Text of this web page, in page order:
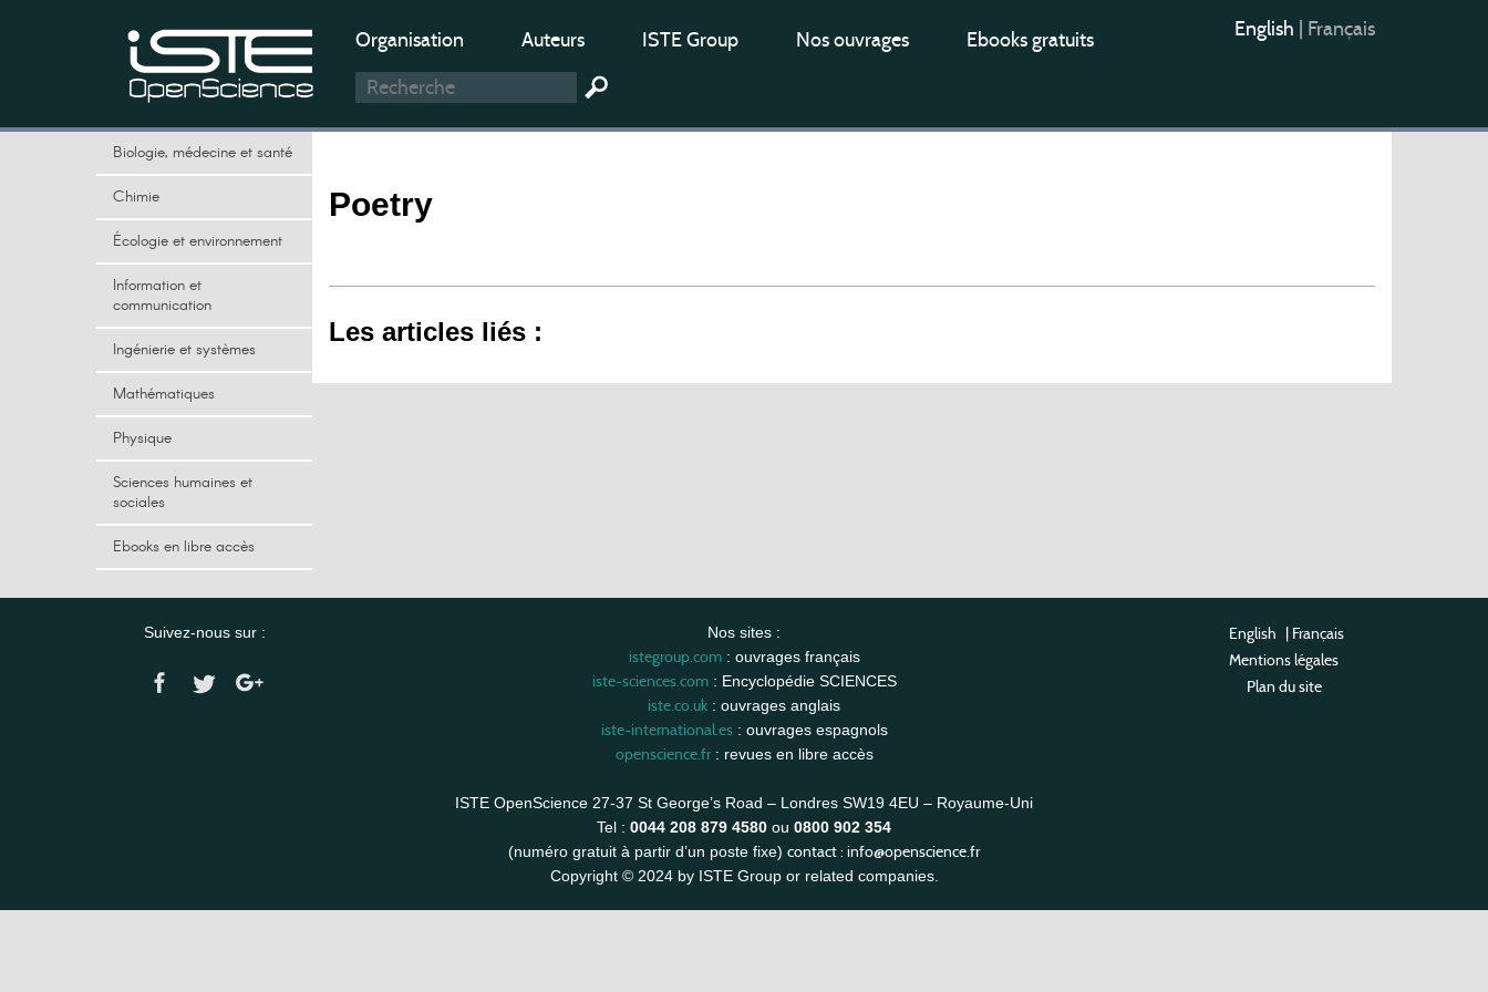
Organisation Auteurs ISTE Group Nos ouvrages Ebooks gratuits English Français
Biologie, médecine et santé
Chimie
Écologie et environnement
Information et
communication
Ingénierie et systèmes
Mathématiques
Physique
Sciences humaines et
sociales
Ebooks en libre accès
Poetry
Les articles liés :
Suivez-nous sur : Nos sites :
istegroup.com: ouvrages français
iste-sciences.com: Encyclopédie SCIENCES
iste.co.uk : ouvrages anglais
iste-international.es: ouvrages espagnols
openscience.fr: revues en libre accès
ISTE OpenScience 27-37 St George’s Road – Londres SW19 4EU – Royaume-Uni
Tel : 0044 208 879 4580 ou 0800 902 354
(numéro gratuit à partir d’un poste fixe) contact : info@openscience.fr
Copyright © 2024 by ISTE Group or related companies.
English | Français
Mentions légales
Plan du site